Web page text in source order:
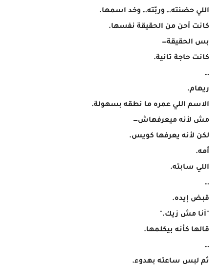
اللي حضنته… وربّته… وخد اسمها.
كانت أحن من الحقيقة نفسها.
بس الحقيقة—
كانت حاجة تانية.
…
ريهام.
الاسم اللي عمره ما نطقه بسهولة.
مش لأنه ميعرفهاش—
لكن لأنه يعرفها كويس.
أمه.
اللي سابته.
…
قبض إيده.
"أنا مش زيك."
قالها كأنه بيكلمها.
…
ثم لبس ساعته بهدوء.